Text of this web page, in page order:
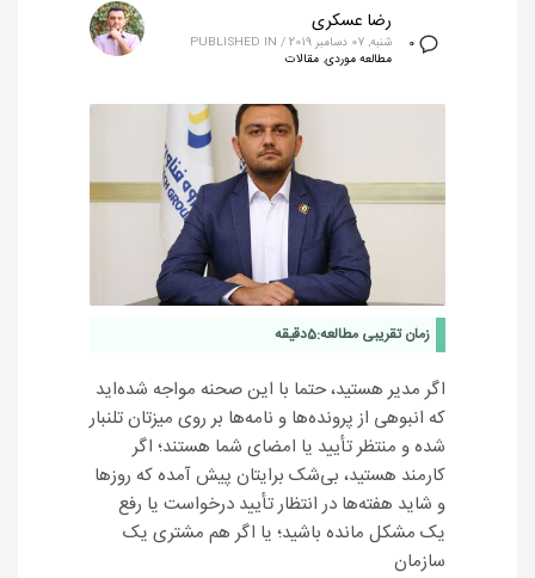
0
رضا عسکری
شنبه, 07 دسامبر 2019 /
PUBLISHED IN
مطالعه موردی, مقالات
زمان تقریبی مطالعه:5دقیقه
اگر مدیر هستید، حتما با این صحنه مواجه شده‌اید
که انبوهی از پرونده‌ها و نامه‌ها بر روی میزتان تلنبار
شده و منتظر تأیید یا امضای شما هستند؛ اگر
کارمند هستید، بی‌شک برایتان پیش آمده که روزها
و شاید هفته‌ها در انتظار تأیید درخواست یا رفع
یک مشکل مانده باشید؛ یا اگر هم مشتری یک
سازمان